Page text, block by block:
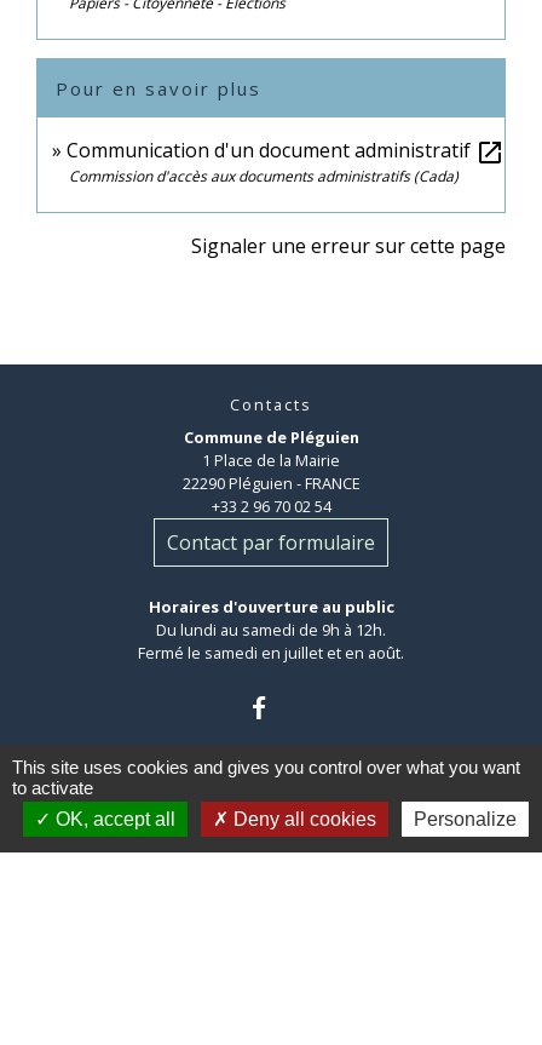
Pour en savoir plus
Communication d'un document administratif open_in_new
Commission d'accès aux documents administratifs (Cada)
Signaler une erreur sur cette page
Contacts
Commune de Pléguien
1 Place de la Mairie
22290 Pléguien - FRANCE
+33 2 96 70 02 54
Contact par formulaire
Horaires d'ouverture au public
Du lundi au samedi de 9h à 12h.
Fermé le samedi en juillet et en août.
Liens
This site uses cookies and gives you control over what you want
to activate
OK, accept all
Deny all cookies Personalize